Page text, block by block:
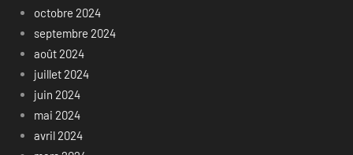
octobre 2024
septembre 2024
août 2024
juillet 2024
juin 2024
mai 2024
avril 2024